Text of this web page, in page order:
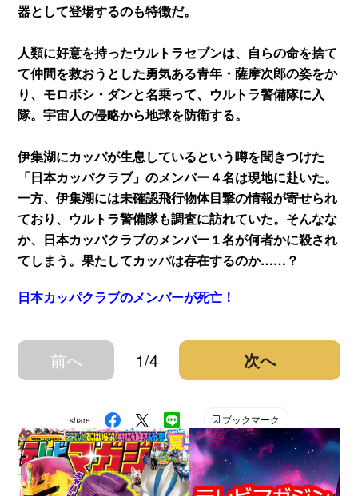
器として登場するのも特徴だ。
人類に好意を持ったウルトラセブンは、自らの命を捨て
て仲間を救おうとした勇気ある青年・薩摩次郎の姿をか
り、モロボシ・ダンと名乗って、ウルトラ警備隊に入
隊。宇宙人の侵略から地球を防衛する。
伊集湖にカッパが生息しているという噂を聞きつけた
「日本カッパクラブ」のメンバー４名は現地に赴いた。
一方、伊集湖には未確認飛行物体目撃の情報が寄せられ
ており、ウルトラ警備隊も調査に訪れていた。そんなな
か、日本カッパクラブのメンバー１名が何者かに殺され
てしまう。果たしてカッパは存在するのか……？
日本カッパクラブのメンバーが死亡！
前へ 1/4 次へ
share ブックマーク